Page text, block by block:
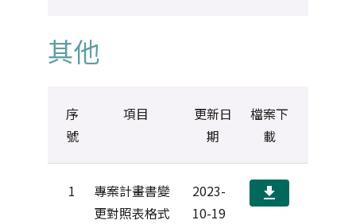
其他
序
號
項目
更新日
期
檔案下
載
1
專案計畫書變
更對照表格式
2023-
10-19
download